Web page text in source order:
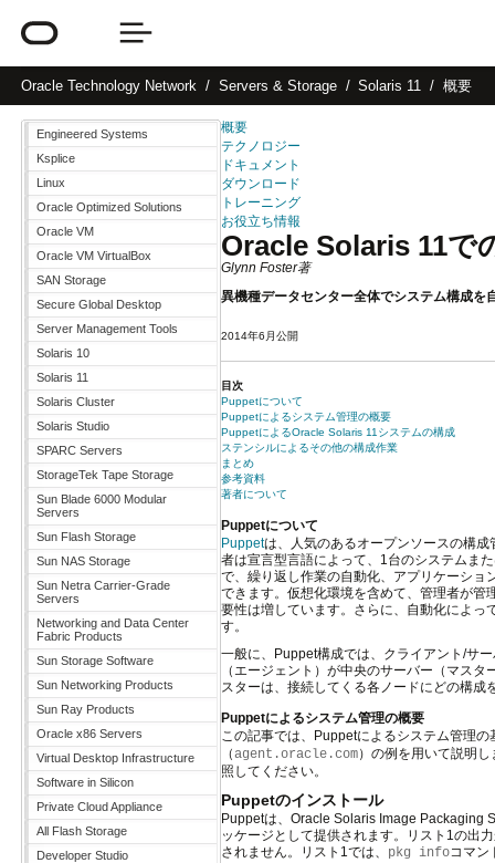
Oracle Technology Network Servers & Storage Solaris 11 概要
Engineered Systems
Ksplice
Linux
Oracle Optimized Solutions
Oracle VM
Oracle VM VirtualBox
SAN Storage
Secure Global Desktop
Server Management Tools
Solaris 10
Solaris 11
Solaris Cluster
Solaris Studio
SPARC Servers
StorageTek Tape Storage
Sun Blade 6000 Modular
Servers
Sun Flash Storage
Sun NAS Storage
Sun Netra Carrier-Grade
Servers
Networking and Data Center
Fabric Products
Sun Storage Software
Sun Networking Products
Sun Ray Products
Oracle x86 Servers
Virtual Desktop Infrastructure
Software in Silicon
Private Cloud Appliance
All Flash Storage
Developer Studio
概要
テクノロジー
ドキュメント
ダウンロード
トレーニング
お役立ち情報
Oracle Solaris 11で
Glynn Foster著
異機種データセンター全体でシステム構成を
2014年6月公開
目次
Puppetについて
Puppetによるシステム管理の概要
PuppetによるOracle Solaris 11システムの構成
ステンシルによるその他の構成作業
まとめ
参考資料
著者について
Puppetについて
Puppetは、人気のあるオープンソースの構
者は宣言型言語によって、1台のシステムま
で、繰り返し作業の自動化、アプリケーショ
できます。仮想化環境を含めて、管理者が管
要性は増しています。さらに、自動化によっ
す。
一般に、Puppet構成では、クライアント/サ
（エージェント）が中央のサーバー（マス
スターは、接続してくる各ノードにどの構成
Puppetによるシステム管理の概要
この記事では、Puppetによるシステム管理
（agent.oracle.com）の例を用いて説明
照してください。
Puppetのインストール
Puppetは、Oracle Solaris Image Packaging
ッケージとして提供されます。リスト1の出
されません。リスト1では、 pkg infoコマン